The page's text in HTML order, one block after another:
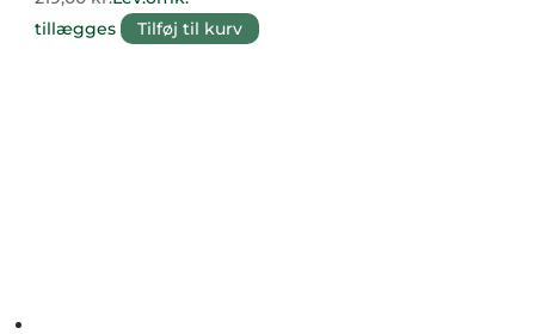
tillægges
Tilføj til kurv